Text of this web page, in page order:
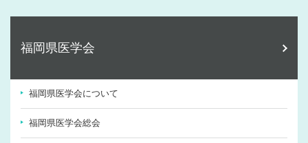
福岡県医学会
福岡県医学会について
福岡県医学会総会